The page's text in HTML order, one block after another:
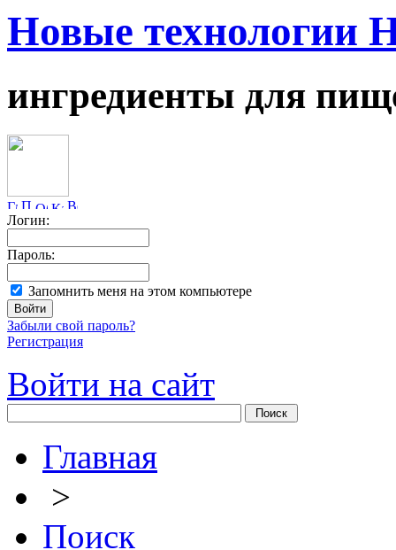
Новые технологии
ингредиенты для
Логин:
Пароль:
Запомнить меня на этом компьютере
Забыли свой пароль?
Регистрация
Войти на сайт
Главная
>
Поиск